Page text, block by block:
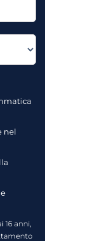
nel
16 anni,